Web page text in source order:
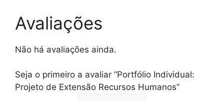
Avaliações
Não há avaliações ainda.
Seja o primeiro a avaliar “Portfólio Individual:
Projeto de Extensão Recursos Humanos”